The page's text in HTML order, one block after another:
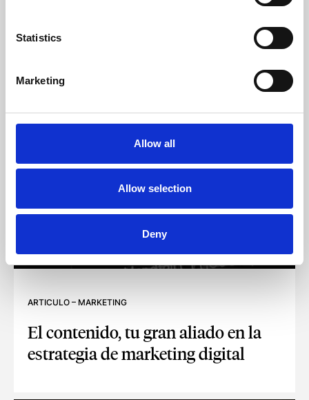
Statistics
Marketing
Allow all
Allow selection
Deny
ARTICULO – MARKETING
El contenido, tu gran aliado en la
estrategia de marketing digital